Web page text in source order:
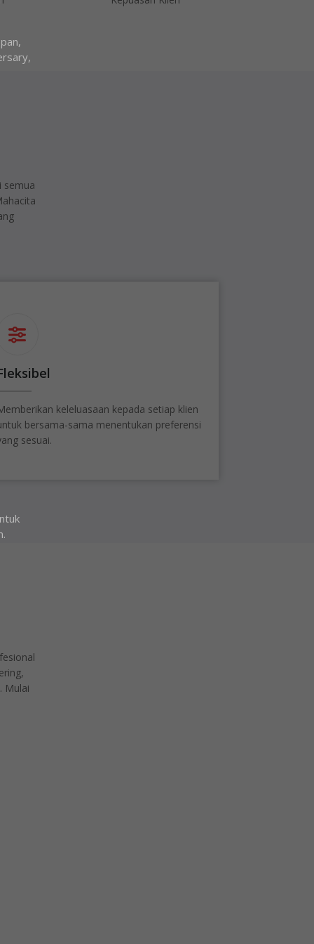
semua
keleluasaan kepada setiap klien
bersama-sama menentukan preferensi
sesuai.
Mulai